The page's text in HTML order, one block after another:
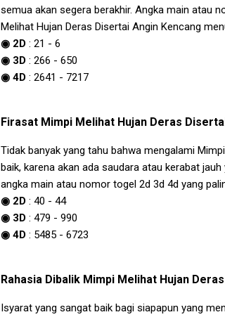
semua akan segera berakhir. Angka main atau
Melihat Hujan Deras Disertai Angin Kencang
◉ 2D : 21 - 6
◉ 3D : 266 - 650
◉ 4D : 2641 - 7217
Firasat Mimpi Melihat Hujan Deras
Tidak banyak yang tahu bahwa mengalami
baik, karena akan ada saudara atau kerabat
angka main atau nomor togel 2d 3d 4d yang
◉ 2D : 40 - 44
◉ 3D : 479 - 990
◉ 4D : 5485 - 6723
Rahasia Dibalik Mimpi Melihat Hujan
Isyarat yang sangat baik bagi siapapun yang